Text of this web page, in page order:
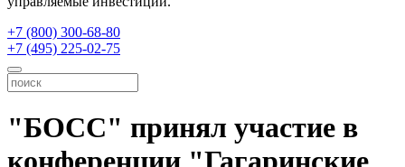
+7 (800) 300-68-80
+7 (495) 225-02-75
"БОСС" принял участие в